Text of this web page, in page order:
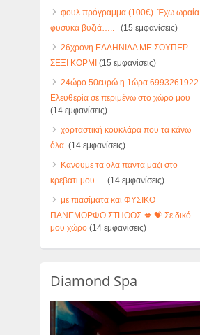
φουλ πρόγραμμα (100€). Έχω ωραία
φυσυκά βυζιά…..
(15 εμφανίσεις)
26χρονη ΕΛΛΗΝΙΔΑ ΜΕ ΣΟΥΠΕΡ
ΣΕΞΙ ΚΟΡΜΙ (15 εμφανίσεις)
24ώρο 50ευρώ η 1ώρα 6993261922
Ελευθερία σε περιμένω στο χώρο μου
(14 εμφανίσεις)
χορταστική κουκλάρα που τα κάνω
όλα.(14 εμφανίσεις)
Κανουμε τα ολα παντα μαζι στο
κρεβατι μου….(14 εμφανίσεις)
με πιασίματα και ΦΥΣΙΚΟ
ΠΑΝΕΜΟΡΦΟ ΣΤΗΘΟΣ 💋 💝 Σε δικό
μου χώρο(14 εμφανίσεις)
Diamond Spa